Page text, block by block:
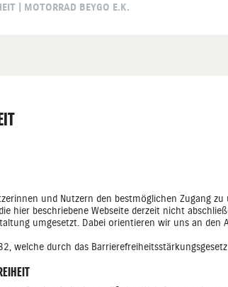
| MOTORRAD BEYGO E.K.
und Nutzern den bestmöglichen Zugang
hier beschriebene Webseite derzeit nicht
umgesetzt. Dabei orientieren wir uns an
welche durch das